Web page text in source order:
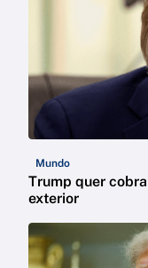
Mundo
Trump quer
exterior